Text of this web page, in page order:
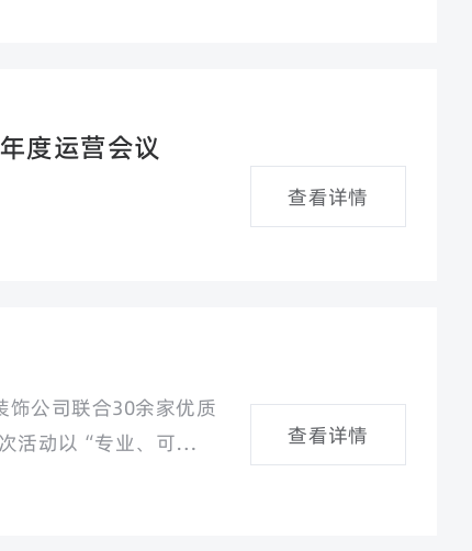
度运营会议
查看详情
饰公司联合30余家优质
活动以“专业、可靠、
装修体验、吸引300余
查看详情